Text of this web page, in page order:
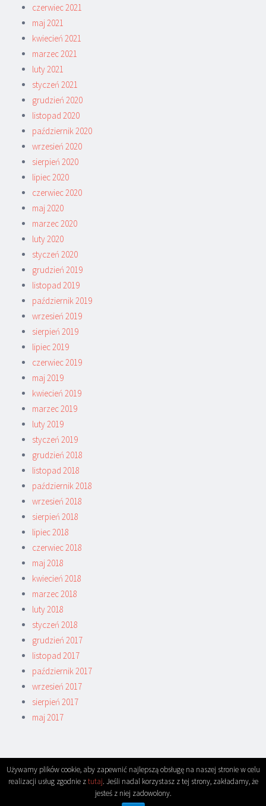
czerwiec 2021
maj 2021
kwiecień 2021
marzec 2021
luty 2021
styczeń 2021
grudzień 2020
listopad 2020
październik 2020
wrzesień 2020
sierpień 2020
lipiec 2020
czerwiec 2020
maj 2020
marzec 2020
luty 2020
styczeń 2020
grudzień 2019
listopad 2019
październik 2019
wrzesień 2019
sierpień 2019
lipiec 2019
czerwiec 2019
maj 2019
kwiecień 2019
marzec 2019
luty 2019
styczeń 2019
grudzień 2018
listopad 2018
październik 2018
wrzesień 2018
sierpień 2018
lipiec 2018
czerwiec 2018
maj 2018
kwiecień 2018
marzec 2018
luty 2018
styczeń 2018
grudzień 2017
listopad 2017
październik 2017
wrzesień 2017
sierpień 2017
maj 2017
THEME: SORBET.
Używamy plików cookie, aby zapewnić najlepszą obsługę na naszej stronie w celu
realizacji usług zgodnie ztutaj. Jeśli nadal korzystasz z tej strony, zakładamy, że
jesteś z niej zadowolony.